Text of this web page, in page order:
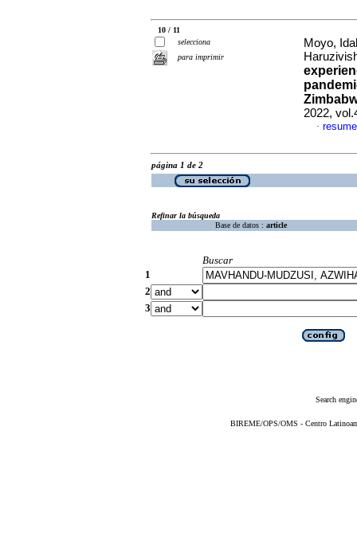
10 / 11
selecciona
para imprimir
Moyo,
2022,
·
página 1 de 2
Refinar la búsqueda
Base de datos : article
Buscar
1
2
3
Search
BIREME/OPS/OMS - Centro